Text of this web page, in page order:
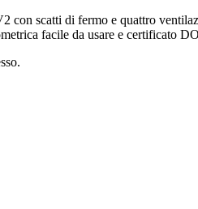
scatti di fermo e quattro
facile da usare e certificato